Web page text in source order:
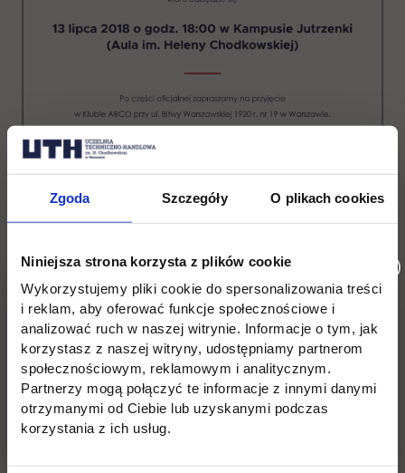
Zgoda Szczegóły O plikach cookies
Niniejsza strona korzysta z plików cookie
Wykorzystujemy pliki cookie do spersonalizowania treści
i reklam, aby oferować funkcje społecznościowe i
analizować ruch w naszej witrynie. Informacje o tym, jak
korzystasz z naszej witryny, udostępniamy partnerom
społecznościowym, reklamowym i analitycznym.
Partnerzy mogą połączyć te informacje z innymi danymi
otrzymanymi od Ciebie lub uzyskanymi podczas
korzystania z ich usług.
Pomiń
stopkę
Informacje w stopce
Edukacja
Licencjackie
Inżynierskie
Magisterskie
Student
Wirtualna uczelnia
Dziekanat